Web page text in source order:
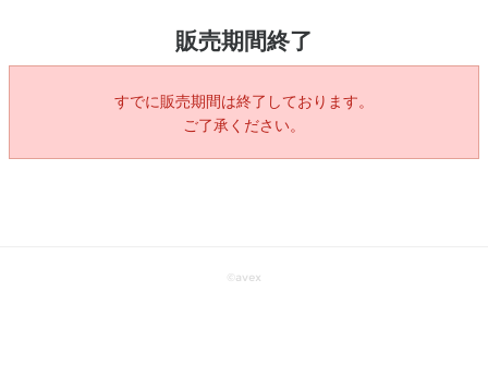
販売期間終了
すでに販売期間は終了しております。
ご了承ください。
© avex